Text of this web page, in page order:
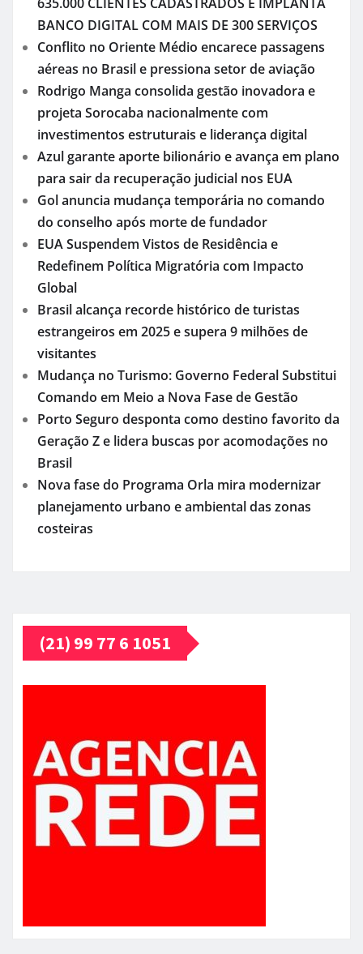
BANCO DIGITAL COM MAIS DE 300 SERVIÇOS
Conflito no Oriente Médio encarece passagens
aéreas no Brasil e pressiona setor de aviação
Rodrigo Manga consolida gestão inovadora e
projeta Sorocaba nacionalmente com
investimentos estruturais e liderança digital
Azul garante aporte bilionário e avança em plano
para sair da recuperação judicial nos EUA
Gol anuncia mudança temporária no comando
do conselho após morte de fundador
EUA Suspendem Vistos de Residência e
Redefinem Política Migratória com Impacto
Global
Brasil alcança recorde histórico de turistas
estrangeiros em 2025 e supera 9 milhões de
visitantes
Mudança no Turismo: Governo Federal Substitui
Comando em Meio a Nova Fase de Gestão
Porto Seguro desponta como destino favorito da
Geração Z e lidera buscas por acomodações no
Brasil
Nova fase do Programa Orla mira modernizar
planejamento urbano e ambiental das zonas
costeiras
(21) 99 77 6 1051